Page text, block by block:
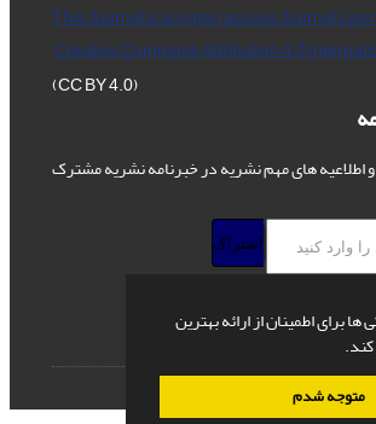
برای اطمینان از ارائه بهترین
متوجه شدم
This Journal is an open access Journal
Creative Commons Attribution 4.0
(CC BY 4.0)
و اطلاعیه های مهم نشریه در خبرنامه نشریه مشترک
اشتراک
علمی.قدرت گرفته از